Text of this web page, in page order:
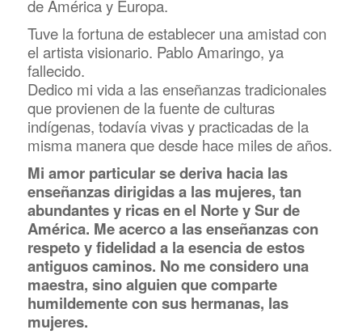
de América y Europa.
Tuve la fortuna de establecer una amistad con
el artista visionario. Pablo Amaringo, ya
fallecido.
Dedico mi vida a las enseñanzas tradicionales
que provienen de la fuente de culturas
indígenas, todavía vivas y practicadas de la
misma manera que desde hace miles de años.
Mi amor particular se deriva hacia las
enseñanzas dirigidas a las mujeres, tan
abundantes y ricas en el Norte y Sur de
América. Me acerco a las enseñanzas con
respeto y fidelidad a la esencia de estos
antiguos caminos. No me considero una
maestra, sino alguien que comparte
humildemente con sus hermanas, las
mujeres.